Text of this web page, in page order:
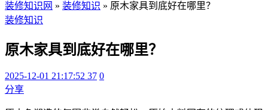
装修知识网 » 装修知识 » 原木家具到底好在哪里？
装修知识
原木家具到底好在哪里？
2025-12-01 21:17:52 37 0
分享